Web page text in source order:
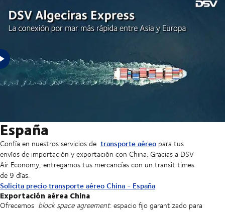
EXPORT MARÍTIMA A CHINA
Espacio fijo garantizado para tus mercancías en los envíos de
Transporte aéreo China -
España
Confía en nuestros servicios de transporte aéreo para tus
envíos de importación y exportación con China. Gracias a DSV
Air Economy, entregamos tus mercancías con un transit times
de 9 días.
Solicita precio transporte aéreo China - España
Exportación aérea China
Ofrecemos block space agreement: espacio fijo garantizado para